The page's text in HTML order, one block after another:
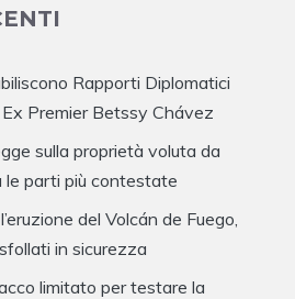
Rapporti Diplomatici
Premier Betssy Chávez
sulla proprietà voluta da
le parti più contestate
del Volcán de Fuego,
in sicurezza
limitato per testare la